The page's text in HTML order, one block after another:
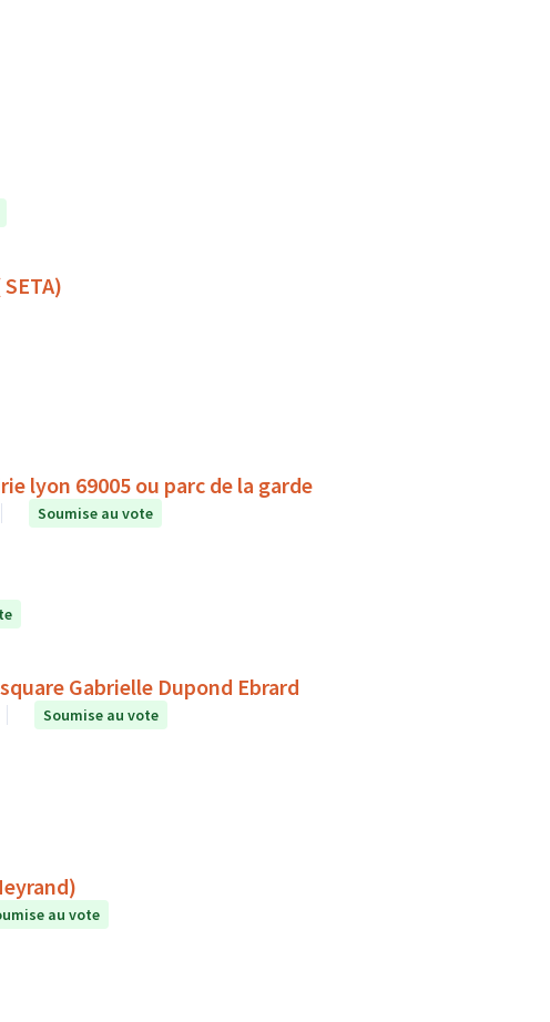
lyon 69005 ou parc de la garde
Soumise au vote
Gabrielle Dupond Ebrard
Soumise au vote
à remplacer. Parc Champvert (Neyrand)
au vote